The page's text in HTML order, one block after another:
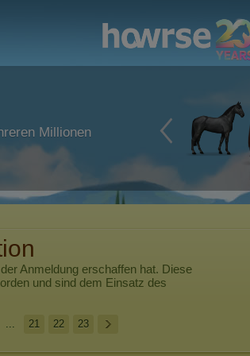
Millionen
Anmeldung erschaffen hat. Diese
und sind dem Einsatz des
... 21 22 23